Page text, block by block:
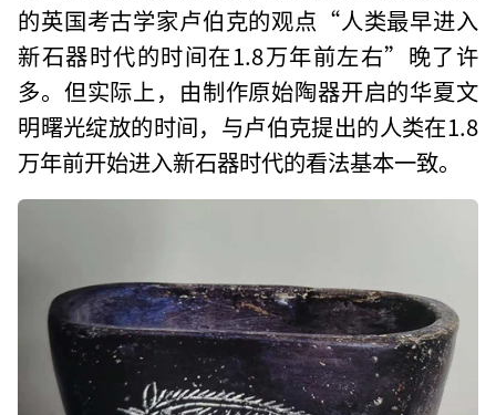
的英国考古学家卢伯克的观点“人类最早进入
新石器时代的时间在1.8万年前左右”晚了许
多。但实际上，由制作原始陶器开启的华夏文
明曙光绽放的时间，与卢伯克提出的人类在1.8
万年前开始进入新石器时代的看法基本一致。